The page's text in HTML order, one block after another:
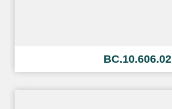
BC.10.606.02